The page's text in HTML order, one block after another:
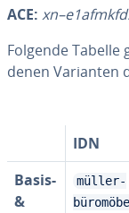
ACE:
Folgende
de­nen Varianten
IDN
Basis-
&
müller-